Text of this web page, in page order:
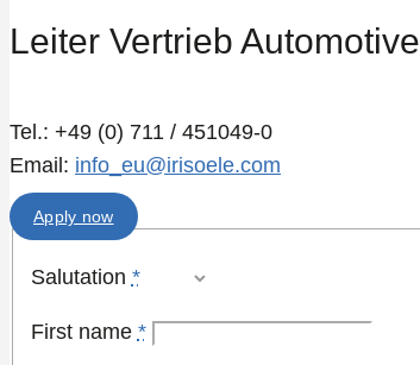
Leiter Vertrieb Automotive
Tel.: +49 (0) 711 / 451049-0
Email: info_eu@irisoele.com
Apply now
Salutation *
First name *